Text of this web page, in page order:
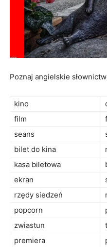
Poznaj angielskie
kino
film
seans
bilet do kina
kasa biletowa
ekran
rzędy siedzeń
popcorn
zwiastun
premiera